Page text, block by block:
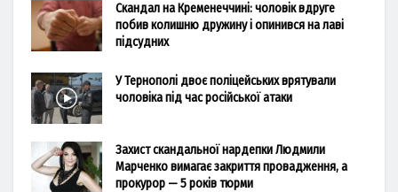
Скандал на Кременеччині: чоловік вдруге
побив колишню дружину і опинився на лаві
підсудних
У Тернополі двоє поліцейських врятували
чоловіка під час російської атаки
Захист скандальної нардепки Людмили
Марченко вимагає закриття провадження, а
прокурор — 5 років тюрми